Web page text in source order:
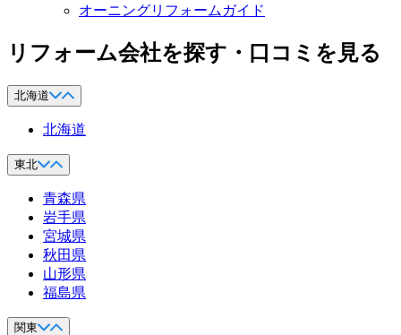
オーニングリフォームガイド
リフォーム会社を探す・口コミを見る
北海道
北海道
東北
青森県
岩手県
宮城県
秋田県
山形県
福島県
関東